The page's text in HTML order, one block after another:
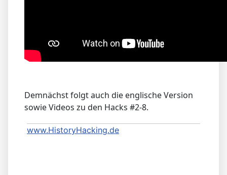
Demnächst folgt auch die englische Version
sowie Videos zu den Hacks #2-8.
www.HistoryHacking.de